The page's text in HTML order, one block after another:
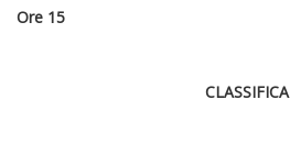
Ore 15
CLASSIFICA